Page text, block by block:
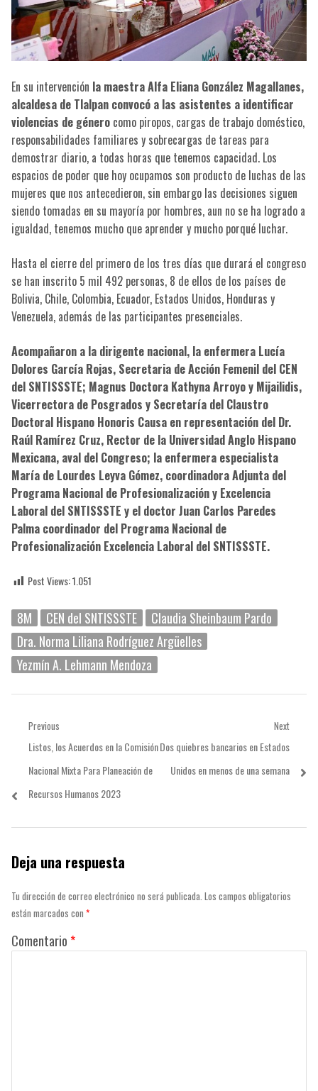
En su intervención la maestra Alfa Eliana González Magallanes,
alcaldesa de Tlalpan convocó a las asistentes a identificar
violencias de génerocomo piropos, cargas de trabajo doméstico,
responsabilidades familiares y sobrecargas de tareas para
demostrar diario, a todas horas que tenemos capacidad. Los
espacios de poder que hoy ocupamos son producto de luchas de las
mujeres que nos antecedieron, sin embargo las decisiones siguen
siendo tomadas en su mayoría por hombres, aun no se ha logrado a
igualdad, tenemos mucho que aprender y mucho porqué luchar.
Hasta el cierre del primero de los tres días que durará el congreso
se han inscrito 5 mil 492 personas, 8 de ellos de los países de
Bolivia, Chile, Colombia, Ecuador, Estados Unidos, Honduras y
Venezuela, además de las participantes presenciales.
Acompañaron a la dirigente nacional, la enfermera Lucía
Dolores García Rojas, Secretaria de Acción Femenil del CEN
del SNTISSSTE; Magnus Doctora Kathyna Arroyo y Mijailidis,
Vicerrectora de Posgrados y Secretaría del Claustro
Doctoral Hispano Honoris Causa en representación del Dr.
Raúl Ramírez Cruz, Rector de la Universidad Anglo Hispano
Mexicana, aval del Congreso; la enfermera especialista
María de Lourdes Leyva Gómez, coordinadora Adjunta del
Programa Nacional de Profesionalización y Excelencia
Laboral del SNTISSSTE y el doctor Juan Carlos Paredes
Palma coordinador del Programa Nacional de
Profesionalización Excelencia Laboral del SNTISSSTE.
Post Views:1.051
8M CEN del SNTISSSTE
Claudia Sheinbaum Pardo
Dra. Norma Liliana Rodríguez Argüelles
Yezmín A. Lehmann Mendoza
Navegación
entradas
Previous
Previous
post:
Listos, los Acuerdos en la Comisión
Nacional Mixta Para Planeación de
Recursos Humanos 2023
Next
Next
post:
Dos quiebres bancarios en Estados
Unidos en menos de una semana
Deja una respuesta
Tu dirección de correo electrónico no será publicada. Los campos obligatorios
están marcados con *
Comentario *